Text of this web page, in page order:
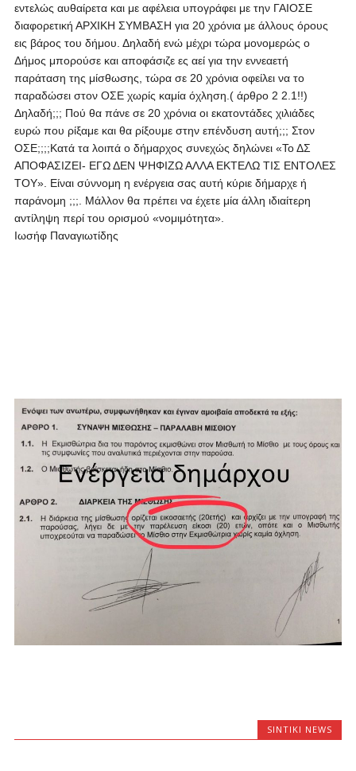
εντελώς αυθαίρετα και με αφέλεια υπογράφει με την ΓΑΙΟΣΕ
διαφορετική ΑΡΧΙΚΗ ΣΥΜΒΑΣΗ για 20 χρόνια με άλλους όρους
εις βάρος του δήμου. Δηλαδή ενώ μέχρι τώρα μονομερώς ο
Δήμος μπορούσε και αποφάσιζε ες αεί για την εννεαετή
παράταση της μίσθωσης, τώρα σε 20 χρόνια οφείλει να το
παραδώσει στον ΟΣΕ χωρίς καμία όχληση.( άρθρο 2 2.1!!)
Δηλαδή;;; Πού θα πάνε σε 20 χρόνια οι εκατοντάδες χιλιάδες
ευρώ που ρίξαμε και θα ρίξουμε στην επένδυση αυτή;;; Στον
ΟΣΕ;;;;Κατά τα λοιπά ο δήμαρχος συνεχώς δηλώνει «Το ΔΣ
ΑΠΟΦΑΣΙΖΕΙ- ΕΓΩ ΔΕΝ ΨΗΦΙΖΩ ΑΛΛΑ ΕΚΤΕΛΩ ΤΙΣ ΕΝΤΟΛΕΣ
ΤΟΥ». Είναι σύννομη η ενέργεια σας αυτή κύριε δήμαρχε ή
παράνομη ;;;. Μάλλον θα πρέπει να έχετε μία άλλη ιδιαίτερη
αντίληψη περί του ορισμού «νομιμότητα».
Ιωσήφ Παναγιωτίδης
SINTIKI NEWS